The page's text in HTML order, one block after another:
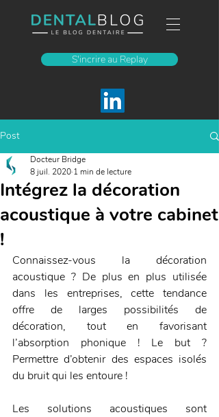
S'incrire au Replay
Post
Intégrez la décoration
acoustique à votre cabinet
!
Docteur Bridge
8 juil. 2020 1 min de lecture
Connaissez-vous la décoration
acoustique ? De plus en plus utilisée
dans les entreprises, cette tendance
offre de larges possibilités de
décoration, tout en favorisant
l’absorption phonique ! Le but ?
Permettre d’obtenir des espaces isolés
du bruit qui les entoure !
Les solutions acoustiques sont